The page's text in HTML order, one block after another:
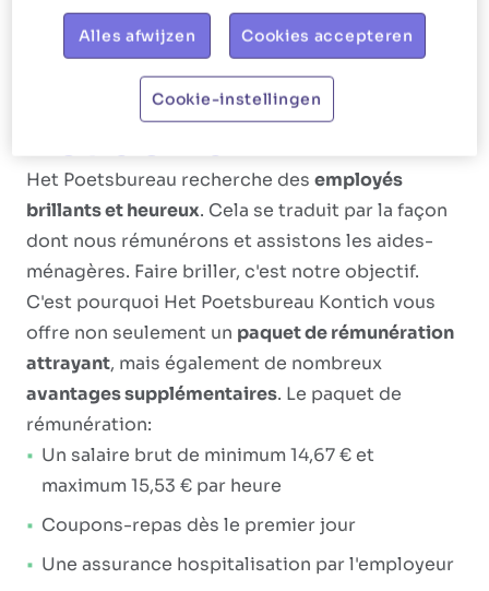
repasser, de laver les fenêtres, de laver la
vaisselle, de ranger la vaisselle, de préparer les
repas et de faire des courses.
Notre offre
Het Poetsbureau recherche des employés
brillants et heureux. Cela se traduit par la façon
dont nous rémunérons et assistons les aides-
ménagères. Faire briller, c'est notre objectif.
C'est pourquoi Het Poetsbureau Kontich vous
offre non seulement un paquet de rémunération
attrayant, mais également de nombreux
avantages supplémentaires. Le paquet de
rémunération:
Un salaire brut de minimum 14,67 € et
maximum 15,53 € par heure
Coupons-repas dès le premier jour
Une assurance hospitalisation par l'employeur
Alles afwijzen Cookies accepteren
Cookie-instellingen